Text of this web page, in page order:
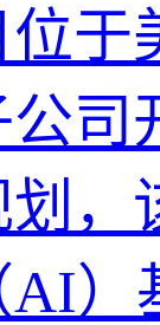
位于
公司
划，
AI）